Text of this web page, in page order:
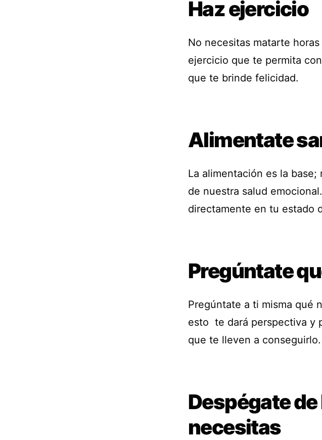
Haz ejercicio
No necesitas matarte
ejercicio que te permita
que te brinde felicidad.
Alimentate
La alimentación es la
de nuestra salud
directamente en tu estado
Pregúntate
Pregúntate a ti misma qué
esto te dará perspectiva y
que te lleven a conseguirlo.
Despégate de
necesitas